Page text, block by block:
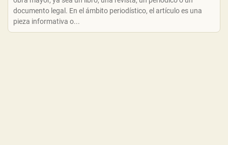
documento legal. En el ámbito periodístico, el artículo es una
pieza informativa o...